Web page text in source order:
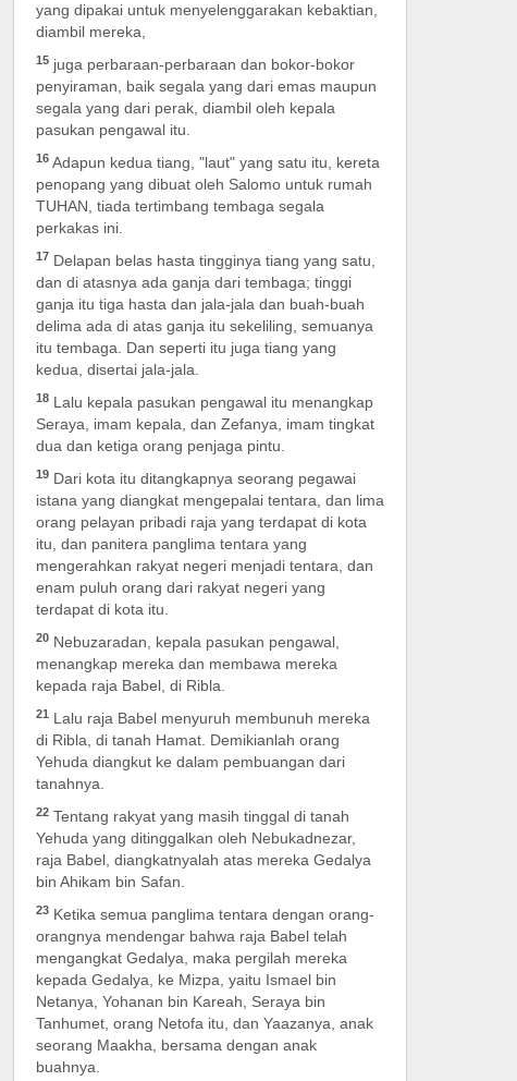
yang dipakai untuk menyelenggarakan kebaktian,
diambil mereka,
15 juga perbaraan-perbaraan dan bokor-bokor
penyiraman, baik segala yang dari emas maupun
segala yang dari perak, diambil oleh kepala
pasukan pengawal itu.
16 Adapun kedua tiang, "laut" yang satu itu, kereta
penopang yang dibuat oleh Salomo untuk rumah
TUHAN, tiada tertimbang tembaga segala
perkakas ini.
17 Delapan belas hasta tingginya tiang yang satu,
dan di atasnya ada ganja dari tembaga; tinggi
ganja itu tiga hasta dan jala-jala dan buah-buah
delima ada di atas ganja itu sekeliling, semuanya
itu tembaga. Dan seperti itu juga tiang yang
kedua, disertai jala-jala.
18 Lalu kepala pasukan pengawal itu menangkap
Seraya, imam kepala, dan Zefanya, imam tingkat
dua dan ketiga orang penjaga pintu.
19 Dari kota itu ditangkapnya seorang pegawai
istana yang diangkat mengepalai tentara, dan lima
orang pelayan pribadi raja yang terdapat di kota
itu, dan panitera panglima tentara yang
mengerahkan rakyat negeri menjadi tentara, dan
enam puluh orang dari rakyat negeri yang
terdapat di kota itu.
20 Nebuzaradan, kepala pasukan pengawal,
menangkap mereka dan membawa mereka
kepada raja Babel, di Ribla.
21 Lalu raja Babel menyuruh membunuh mereka
di Ribla, di tanah Hamat. Demikianlah orang
Yehuda diangkut ke dalam pembuangan dari
tanahnya.
22 Tentang rakyat yang masih tinggal di tanah
Yehuda yang ditinggalkan oleh Nebukadnezar,
raja Babel, diangkatnyalah atas mereka Gedalya
bin Ahikam bin Safan.
23 Ketika semua panglima tentara dengan orang-
orangnya mendengar bahwa raja Babel telah
mengangkat Gedalya, maka pergilah mereka
kepada Gedalya, ke Mizpa, yaitu Ismael bin
Netanya, Yohanan bin Kareah, Seraya bin
Tanhumet, orang Netofa itu, dan Yaazanya, anak
seorang Maakha, bersama dengan anak
buahnya.